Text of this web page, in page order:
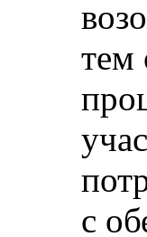
тем
с